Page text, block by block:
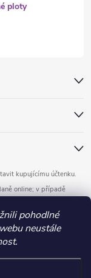
pohodlné
neustále
kupujícímu účtenku.
online; v případě
ploty